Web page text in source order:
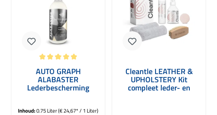
AUTO GRAPH
ALABASTER
Lederbescherming
Inhoud:0.75 Liter(€ 24,67* / 1 Liter)
Cleantle LEATHER &
UPHOLSTERY Kit
compleet leder- en
bekledingsset